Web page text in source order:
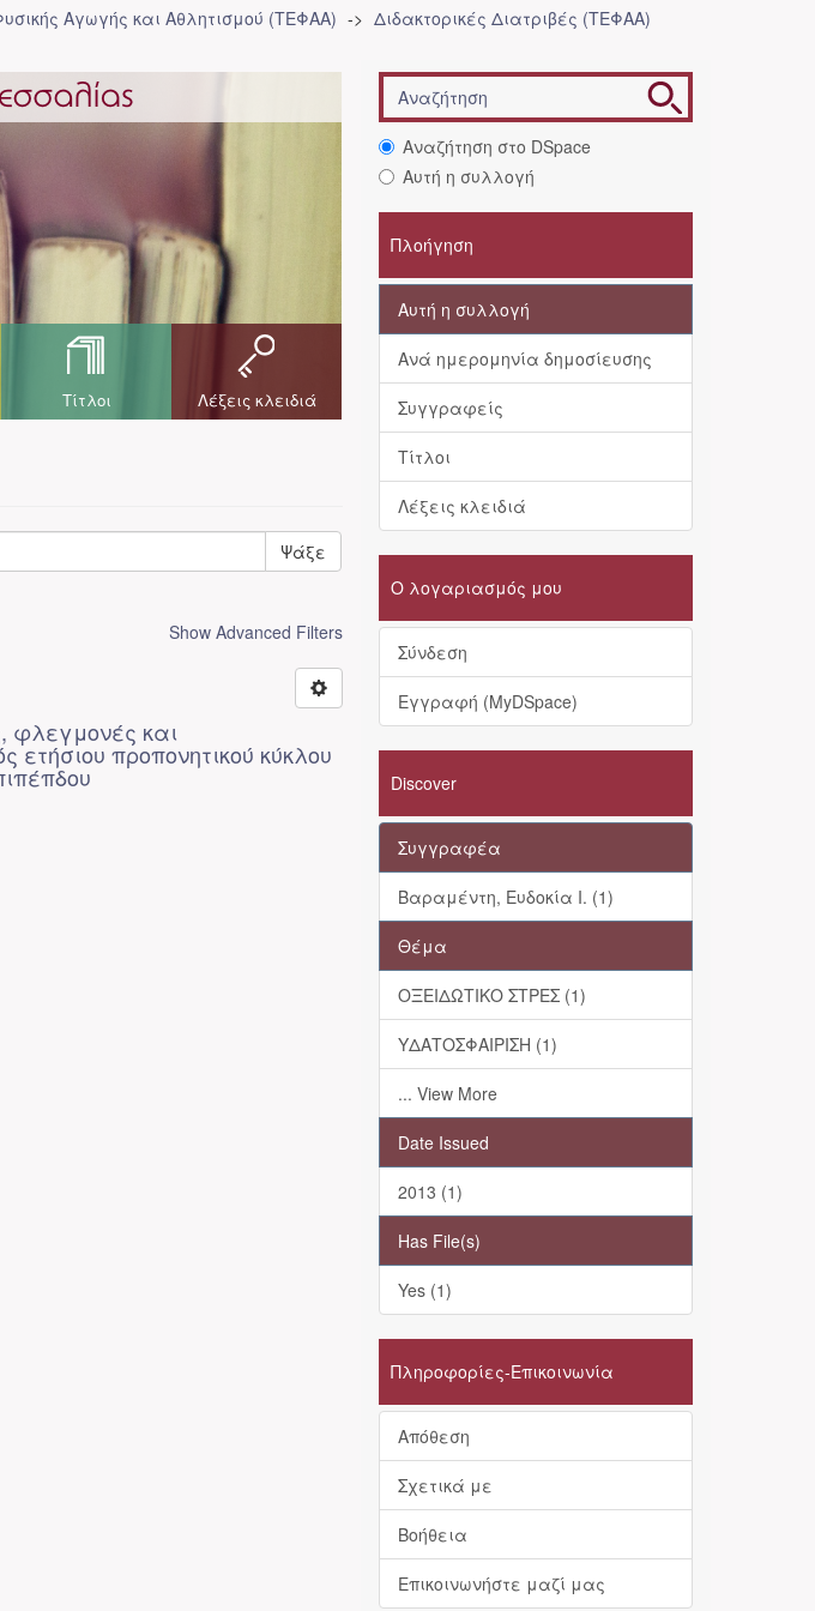
Αγωγής και Αθλητισμού (ΤΕΦΑΑ)
Διδακτορικές Διατριβές (ΤΕΦΑΑ)
Τίτλοι Λέξεις κλειδιά
Ψάξε
Show Advanced Filters
φλεγμονές και
προπονητικού κύκλου
Αναζήτηση στο DSpace
Αυτή η συλλογή
Πλοήγηση
Αυτή η συλλογή
Ανά ημερομηνία δημοσίευσης
Συγγραφείς
Τίτλοι
Λέξεις κλειδιά
Ο λογαριασμός μου
Σύνδεση
Εγγραφή (MyDSpace)
Discover
Συγγραφέα
Βαραμέντη, Ευδοκία Ι. (1)
Θέμα
ΟΞΕΙΔΩΤΙΚΟ ΣΤΡΕΣ (1)
ΥΔΑΤΟΣΦΑΙΡΙΣΗ (1)
... View More
Date Issued
2013 (1)
Has File(s)
Yes (1)
Πληροφορίες-Επικοινωνία
Απόθεση
Σχετικά με
Βοήθεια
Επικοινωνήστε μαζί μας